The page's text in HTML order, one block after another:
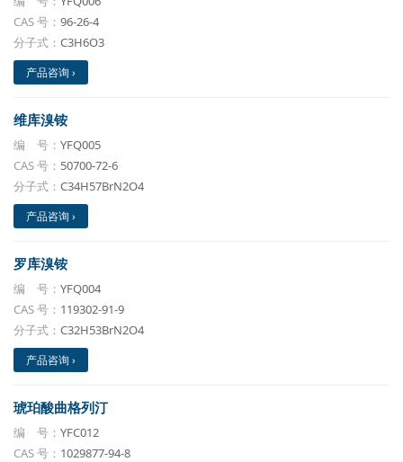
CAS 号： 96-26-4
分子式： C3H6O3
产品咨询 ›
维库溴铵
编 号： YFQ005
CAS 号： 50700-72-6
分子式： C34H57BrN2O4
产品咨询 ›
罗库溴铵
编 号： YFQ004
CAS 号： 119302-91-9
分子式： C32H53BrN2O4
产品咨询 ›
琥珀酸曲格列汀
编 号： YFC012
CAS 号： 1029877-94-8